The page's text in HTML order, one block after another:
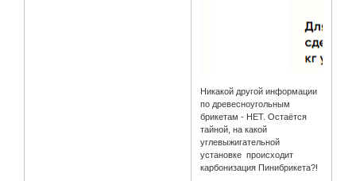
Никакой другой информации
по древесноугольным
брикетам - НЕТ. Остаётся
тайной, на какой
углевыжигательной
установке происходит
карбонизация Пинибрикета?!